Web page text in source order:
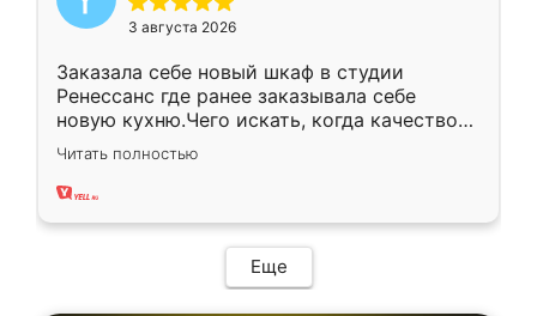
3 августа 2026
Заказала себе новый шкаф в студии
Ренессанс где ранее заказывала себе
новую кухню.Чего искать, когда качеством
вполне довольна. Служит кухня уже почти
два года, нареканий нет.
Читать полностью
Еще